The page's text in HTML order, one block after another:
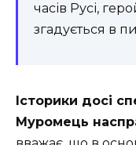
часів Русі,
згадується в
Історики досі
Муромець